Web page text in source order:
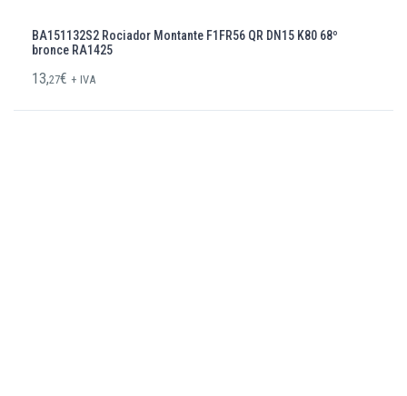
BA151132S2 Rociador Montante F1FR56 QR DN15 K80 68º
bronce RA1425
13,27€ + IVA